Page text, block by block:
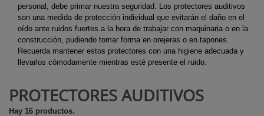
personal, debe primar nuestra seguridad. Los protectores auditivos
son una medida de protección individual que evitarán el daño en el
oído ante ruidos fuertes a la hora de trabajar con maquinaria o en la
construcción, pudiendo tomar forma en orejeras o en tapones.
Recuerda mantener estos protectores con una higiene adecuada y
llevarlos cómodamente mientras esté presente el ruido.
PROTECTORES AUDITIVOS
Hay 16 productos.